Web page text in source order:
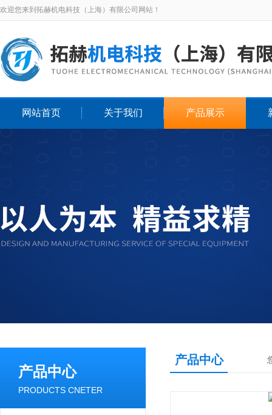
欢迎您来到拓赫机电科技（上海）有限公司网站！
网站首页 关于我们 产品展示
产品中心
PRODUCTS CNETER
产品中心